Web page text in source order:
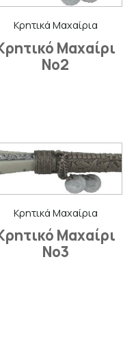
Κρητικά Μαχαίρια
Μαχαίρι
No2
Κρητικά Μαχαίρια
Μαχαίρι
No3